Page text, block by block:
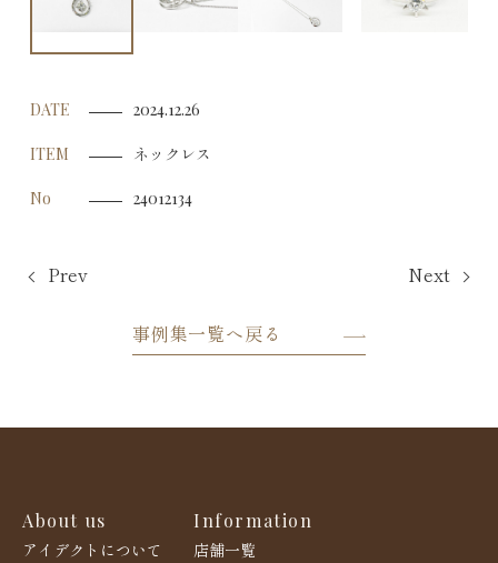
DATE 2024.12.26
ITEM ネックレス
No 24012134
Prev Next
事例集一覧へ戻る
About us
アイデクトについて
Information
店舗一覧